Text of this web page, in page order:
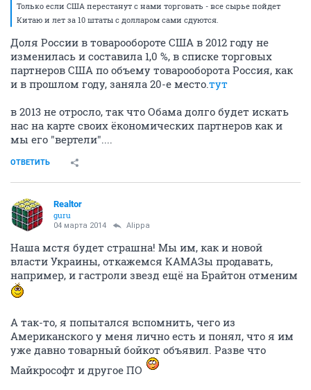
Только если США перестанут с нами торговать - все сырье пойдет
Китаю и лет за 10 штаты с долларом сами сдуются.
Доля России в товарообороте США в 2012 году не
изменилась и составила 1,0 %, в списке торговых
партнеров США по объему товарооборота Россия, как
и в прошлом году, заняла 20-е место.тут
в 2013 не отросло, так что Обама долго будет искать
нас на карте своих ёкономических партнеров как и
мы его "вертели"....
ОТВЕТИТЬ
Realtor
guru
04 марта 2014 Alippa
Наша мстя будет страшна! Мы им, как и новой
власти Украины, откажемся КАМАЗы продавать,
например, и гастроли звезд ещё на Брайтон отменим
А так-то, я попытался вспомнить, чего из
Американского у меня лично есть и понял, что я им
уже давно товарный бойкот объявил. Разве что
Майкрософт и другое ПО